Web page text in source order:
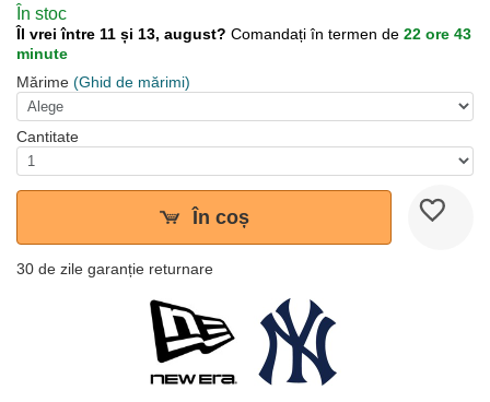
În stoc
Îl vrei între 11 și 13, august? Comandați în termen de 22 ore 43
minute
Mărime (Ghid de mărimi)
Cantitate
În coș
30 de zile garanție returnare